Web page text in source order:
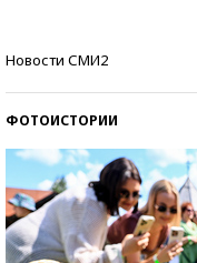
Новости СМИ2
ФОТОИСТОРИИ